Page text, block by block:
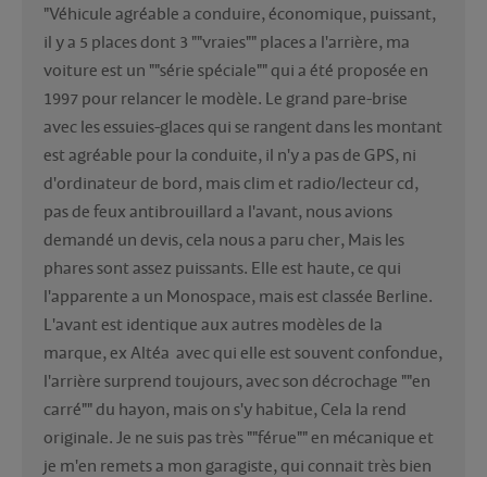
"Véhicule agréable a conduire, économique, puissant,
il y a 5 places dont 3 ""vraies"" places a l'arrière, ma
voiture est un ""série spéciale"" qui a été proposée en
1997 pour relancer le modèle. Le grand pare-brise
avec les essuies-glaces qui se rangent dans les montant
est agréable pour la conduite, il n'y a pas de GPS, ni
d'ordinateur de bord, mais clim et radio/lecteur cd,
pas de feux antibrouillard a l'avant, nous avions
demandé un devis, cela nous a paru cher, Mais les
phares sont assez puissants. Elle est haute, ce qui
l'apparente a un Monospace, mais est classée Berline.
L'avant est identique aux autres modèles de la
marque, ex Altéa  avec qui elle est souvent confondue,
l'arrière surprend toujours, avec son décrochage ""en
carré"" du hayon, mais on s'y habitue, Cela la rend
originale. Je ne suis pas très ""férue"" en mécanique et
je m'en remets a mon garagiste, qui connait très bien